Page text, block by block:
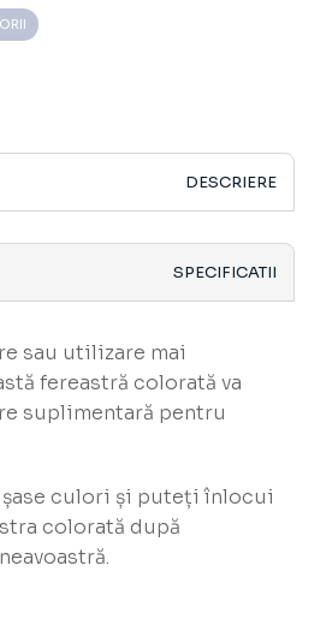
DESCRIERE
SPECIFICATII
sau utilizare mai
fereastră colorată va
suplimentară pentru
culori și puteți înlocui
colorată după